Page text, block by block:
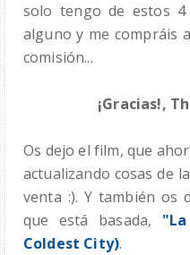
solo tengo de estos
alguno y me compráis
comisión...
¡Gracias!,
Os dejo el film, que
actualizando cosas de
venta :). Y también os
que está basada,
Coldest City).